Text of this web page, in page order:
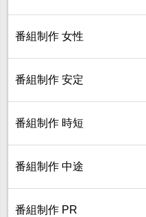
番組制作 女性
番組制作 安定
番組制作 時短
番組制作 中途
番組制作 PR